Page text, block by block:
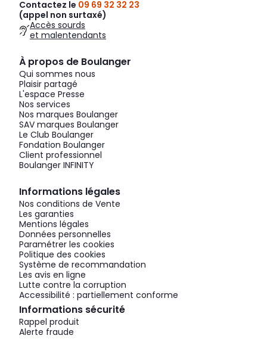
Contactez le 09 69 32 32 23
(appel non surtaxé)
Accès sourds
et malentendants
À propos de Boulanger
Qui sommes nous
Plaisir partagé
L'espace Presse
Nos services
Nos marques Boulanger
SAV marques Boulanger
Le Club Boulanger
Fondation Boulanger
Client professionnel
Boulanger INFINITY
Informations légales
Nos conditions de Vente
Les garanties
Mentions légales
Données personnelles
Paramétrer les cookies
Politique des cookies
Système de recommandation
Les avis en ligne
Lutte contre la corruption
Accessibilité : partiellement conforme
Informations sécurité
Rappel produit
Alerte fraude